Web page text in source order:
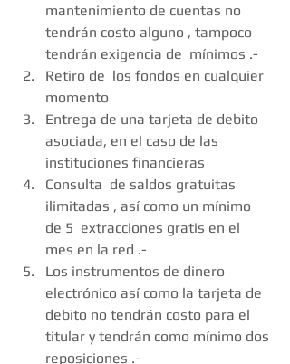
mantenimiento de cuentas no
tendrán costo alguno , tampoco
tendrán exigencia de  mínimos .-
Retiro de  los fondos en cualquier
momento
Entrega de una tarjeta de debito
asociada, en el caso de las
instituciones financieras
Consulta  de saldos gratuitas
ilimitadas , así como un mínimo
de 5  extracciones gratis en el
mes en la red .-
Los instrumentos de dinero
electrónico así como la tarjeta de
debito no tendrán costo para el
titular y tendrán como mínimo dos
reposiciones .-